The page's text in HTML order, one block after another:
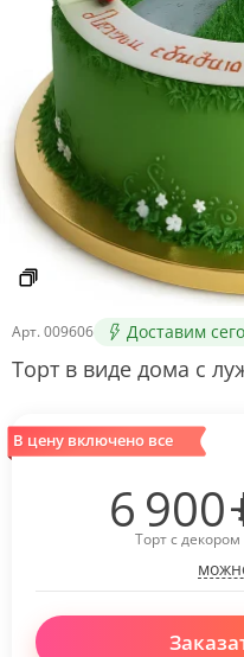
Арт. 009606 Доставим
Торт в виде дома с
В цену включено все
Торт с декором
6 900